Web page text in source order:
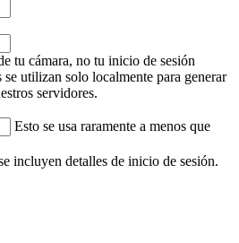
tu cámara, no tu inicio de sesión
utilizan solo localmente para generar
servidores.
Esto se usa raramente a menos que
incluyen detalles de inicio de sesión.